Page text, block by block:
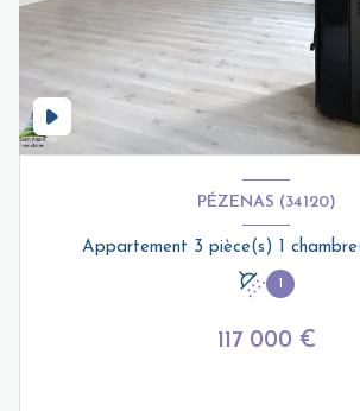
PÉZENAS (34120)
1
117 000 €